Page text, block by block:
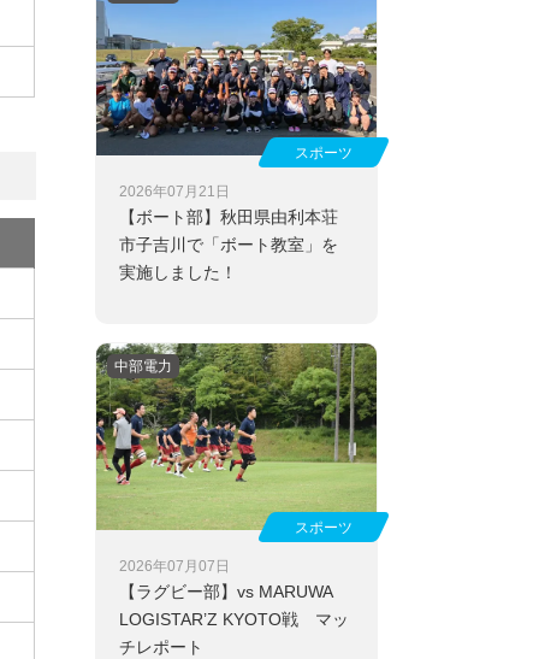
2026年07月21日
【ボート部】秋田県由利本荘
市子吉川で「ボート教室」を
実施しました！
スポーツ
2026年07月07日
【ラグビー部】vs MARUWA
LOGISTAR’Z KYOTO戦 マッ
チレポート
スポーツ
中部電力